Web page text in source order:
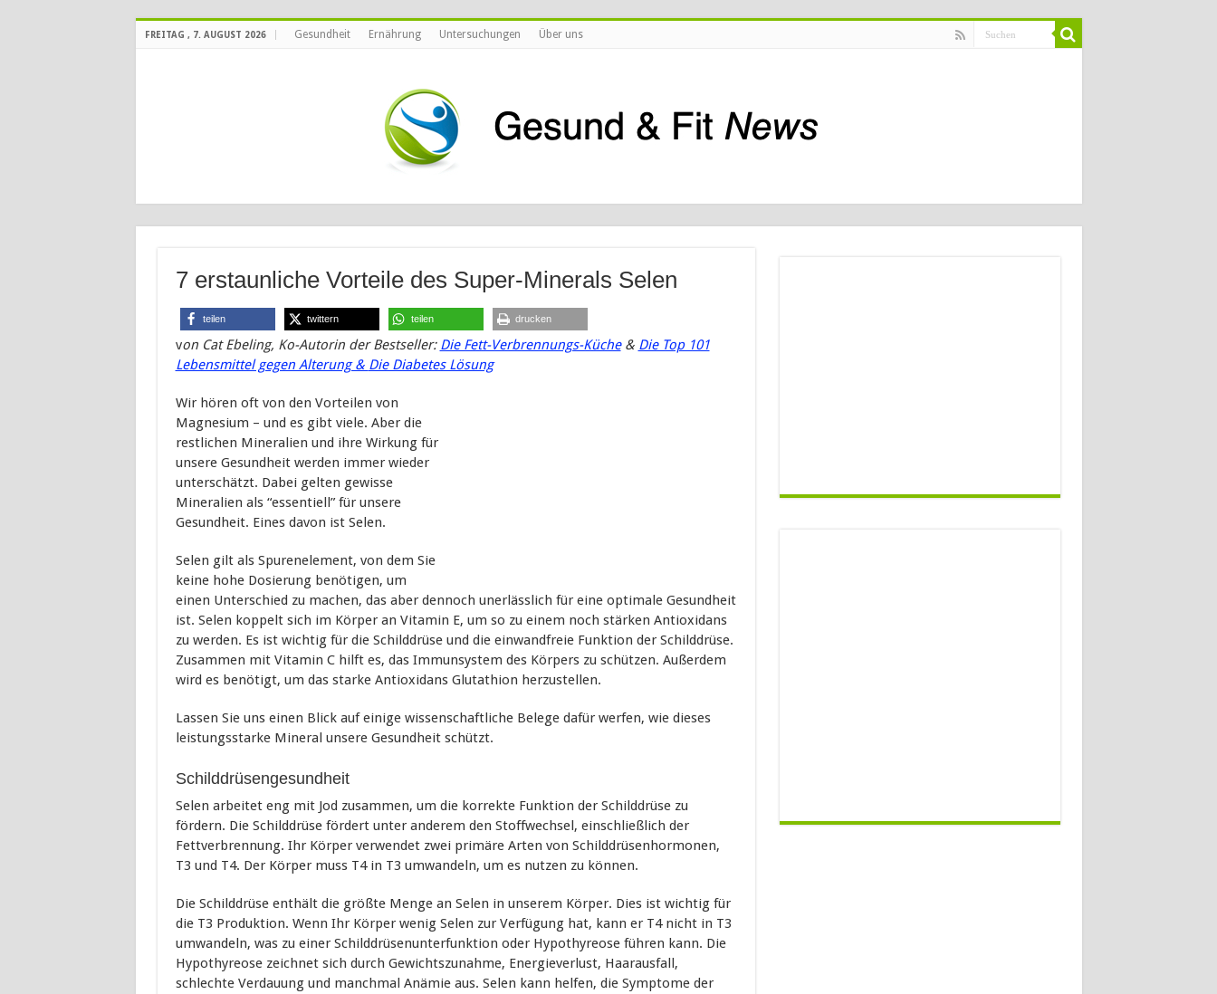
FREITAG , 7. AUGUST 2026 Gesundheit Ernährung Untersuchungen Über uns
7 erstaunliche Vorteile des Super-Minerals Selen
teilen twittern teilen drucken
von Cat Ebeling, Ko-Autorin der Bestseller: Die Fett-Verbrennungs-Küche& Die Top 101
Lebensmittel gegen Alterung & Die Diabetes Lösung
Wir hören oft von den Vorteilen von
Magnesium – und es gibt viele. Aber die
restlichen Mineralien und ihre Wirkung für
unsere Gesundheit werden immer wieder
unterschätzt. Dabei gelten gewisse
Mineralien als “essentiell” für unsere
Gesundheit. Eines davon ist Selen.
Selen gilt als Spurenelement, von dem Sie
keine hohe Dosierung benötigen, um
einen Unterschied zu machen, das aber dennoch unerlässlich für eine optimale Gesundheit
ist. Selen koppelt sich im Körper an Vitamin E, um so zu einem noch stärken Antioxidans
zu werden. Es ist wichtig für die Schilddrüse und die einwandfreie Funktion der Schilddrüse.
Zusammen mit Vitamin C hilft es, das Immunsystem des Körpers zu schützen. Außerdem
wird es benötigt, um das starke Antioxidans Glutathion herzustellen.
Lassen Sie uns einen Blick auf einige wissenschaftliche Belege dafür werfen, wie dieses
leistungsstarke Mineral unsere Gesundheit schützt.
Schilddrüsengesundheit
Selen arbeitet eng mit Jod zusammen, um die korrekte Funktion der Schilddrüse zu
fördern. Die Schilddrüse fördert unter anderem den Stoffwechsel, einschließlich der
Fettverbrennung. Ihr Körper verwendet zwei primäre Arten von Schilddrüsenhormonen,
T3 und T4. Der Körper muss T4 in T3 umwandeln, um es nutzen zu können.
Die Schilddrüse enthält die größte Menge an Selen in unserem Körper. Dies ist wichtig für
die T3 Produktion. Wenn Ihr Körper wenig Selen zur Verfügung hat, kann er T4 nicht in T3
umwandeln, was zu einer Schilddrüsenunterfunktion oder Hypothyreose führen kann. Die
Hypothyreose zeichnet sich durch Gewichtszunahme, Energieverlust, Haarausfall,
schlechte Verdauung und manchmal Anämie aus. Selen kann helfen, die Symptome der